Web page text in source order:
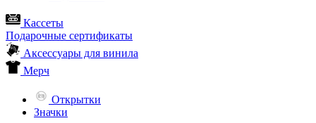
Кассеты
Подарочные сертификаты
Аксессуары для винила
Мерч
Открытки
Значки